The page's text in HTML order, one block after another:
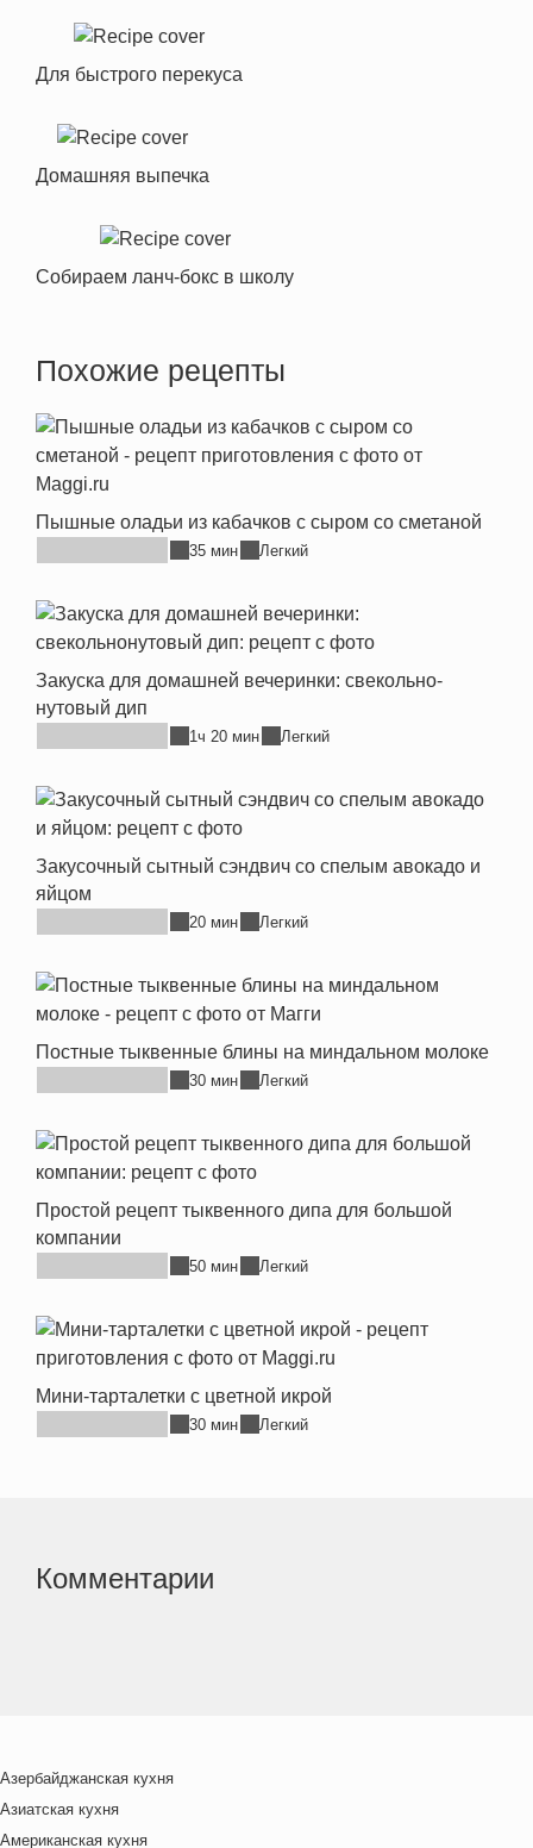
Для быстрого перекуса
Домашняя выпечка
Собираем ланч-бокс в школу
Похожие рецепты
Пышные оладьи из кабачков с сыром со сметаной
35 мин Легкий
Закуска для домашней вечеринки: свекольно-
нутовый дип
1ч 20 мин Легкий
Закусочный сытный сэндвич со спелым авокадо и
яйцом
20 мин Легкий
Постные тыквенные блины на миндальном молоке
30 мин Легкий
Простой рецепт тыквенного дипа для большой
компании
50 мин Легкий
Мини-тарталетки с цветной икрой
30 мин Легкий
Комментарии
Азербайджанская кухня
Азиатская кухня
Американская кухня